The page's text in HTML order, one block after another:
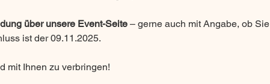
über unsere Event-Seite – gerne auch mit Angabe, ob Sie
ist der 09.11.2025.
mit Ihnen zu verbringen!